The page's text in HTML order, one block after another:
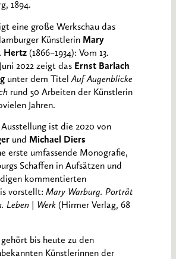
1894.
eine große Werkschau das
Künstlerin Mary
Hertz (1866–1934): Vom 13.
2022 zeigt das Ernst Barlach
unter dem TitelAuf Augenblicke
rund 50 Arbeiten der Künstlerin
Jahren.
ist die 2020 von
und Michael Diers
erste umfassende Monografie,
Schaffen in Aufsätzen und
kommentierten
vorstellt: Mary Warburg. Porträt
Leben | Werk (Hirmer Verlag, 68
bis heute zu den
Künstlerinnen der